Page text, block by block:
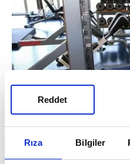
Rıza Bilgiler
Reddet